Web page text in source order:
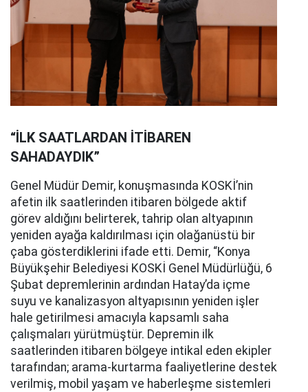
“İLK SAATLARDAN İTİBAREN
SAHADAYDIK”
Genel Müdür Demir, konuşmasında KOSKİ’nin
afetin ilk saatlerinden itibaren bölgede aktif
görev aldığını belirterek, tahrip olan altyapının
yeniden ayağa kaldırılması için olağanüstü bir
çaba gösterdiklerini ifade etti. Demir, “Konya
Büyükşehir Belediyesi KOSKİ Genel Müdürlüğü, 6
Şubat depremlerinin ardından Hatay’da içme
suyu ve kanalizasyon altyapısının yeniden işler
hale getirilmesi amacıyla kapsamlı saha
çalışmaları yürütmüştür. Depremin ilk
saatlerinden itibaren bölgeye intikal eden ekipler
tarafından; arama-kurtarma faaliyetlerine destek
verilmiş, mobil yaşam ve haberleşme sistemleri